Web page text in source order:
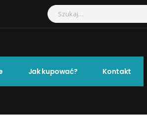
Jak kupować? Kontakt